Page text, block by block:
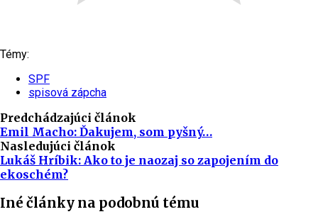
Témy:
SPF
spisová zápcha
Predchádzajúci článok
Emil Macho: Ďakujem, som pyšný…
Nasledujúci článok
Lukáš Hríbik: Ako to je naozaj so zapojením do
ekoschém?
Iné články na podobnú tému